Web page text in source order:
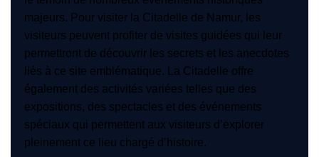
majeurs. Pour visiter la Citadelle de Namur, les
visiteurs peuvent profiter de visites guidées qui leur
permettront de découvrir les secrets et les anecdotes
liés à ce site emblématique. La Citadelle offre
également des activités variées telles que des
expositions, des spectacles et des événements
spéciaux qui permettent aux visiteurs d’explorer
pleinement ce lieu chargé d’histoire.